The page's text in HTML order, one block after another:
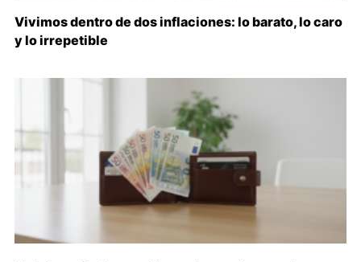
Vivimos dentro de dos inflaciones: lo barato, lo caro
y lo irrepetible